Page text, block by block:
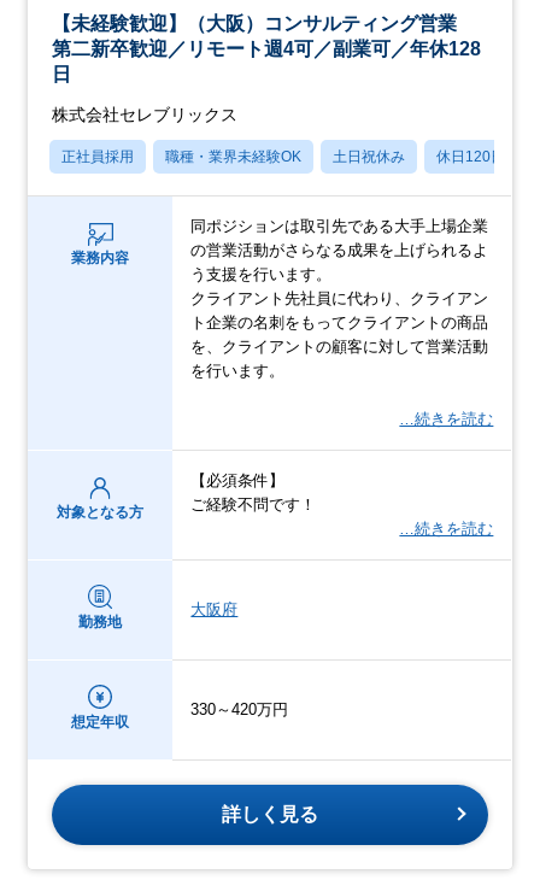
【未経験歓迎】（大阪）コンサルティング営業
第二新卒歓迎／リモート週4可／副業可／年休128
日
株式会社セレブリックス
正社員採用 職種・業界未経験OK 土日祝休み 休日120日以上
業務内容
同ポジションは取引先である大手上場企業
の営業活動がさらなる成果を上げられるよ
う支援を行います。
クライアント先社員に代わり、クライアン
ト企業の名刺をもってクライアントの商品
を、クライアントの顧客に対して営業活動
を行います。
…続きを読む
対象となる方
【必須条件】
ご経験不問です！
…続きを読む
勤務地
大阪府
想定年収
330～420万円
詳しく見る